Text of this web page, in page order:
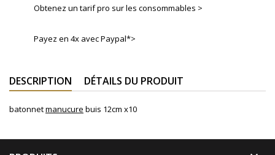
Obtenez un tarif pro sur les consommables >
Payez en 4x avec Paypal*>
DESCRIPTION DÉTAILS DU PRODUIT
batonnetmanucure buis 12cm x10